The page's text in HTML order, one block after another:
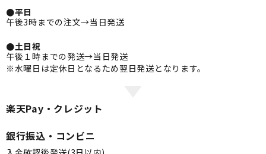
●平日
午後3時までの注文→当日発送
●土日祝
午後１時までの発送→当日発送
※水曜日は定休日となるため翌日発送となります。
楽天Pay・クレジット
銀行振込・コンビニ